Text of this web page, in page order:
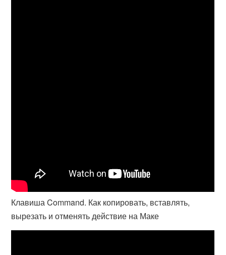
Клавиша Command. Как копировать, вставлять,
вырезать и отменять действие на Маке